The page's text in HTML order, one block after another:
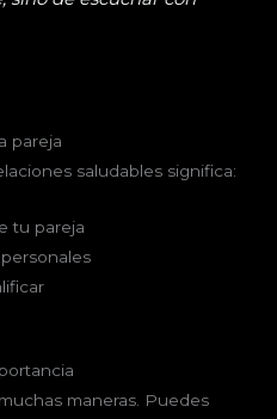
pareja
saludables significa:
tu pareja
maneras. Puedes